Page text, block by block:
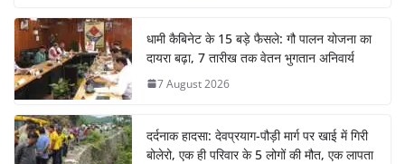
धामी कैबिनेट के 15 बड़े फैसले: गौ पालन योजना का
दायरा बढ़ा, 7 तारीख तक वेतन भुगतान अनिवार्य
7 August 2026
दर्दनाक हादसा: देवप्रयाग-पौड़ी मार्ग पर खाई में गिरी
बोलेरो, एक ही परिवार के 5 लोगों की मौत, एक लापता